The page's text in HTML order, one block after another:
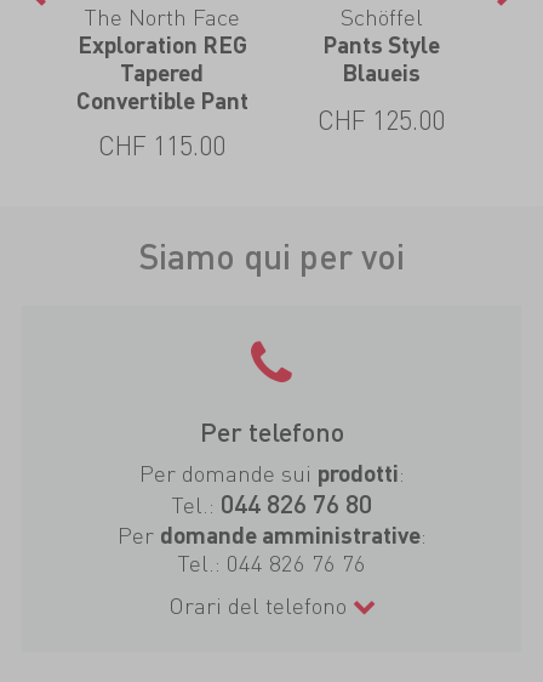
The North Face
Exploration REG
Tapered
Convertible Pant
CHF 115.00
Schöffel
Pants Style
Blaueis
CHF 125.00
Siamo qui per voi
Per telefono
Per domande sui prodotti:
Tel.: 044 826 76 80
Per domande amministrative:
Tel.: 044 826 76 76
Orari del telefono